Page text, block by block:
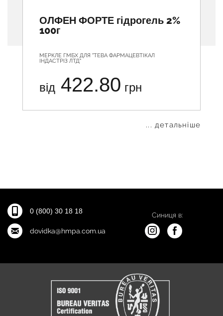
ОЛФЕН ФОРТЕ гідрогель 2%
100г
МЕРКЛЕ ГМБХ ДЛЯ "ТЕВА ФАРМАЦЕВТІКАЛ
ІНДАСТРІЗ ЛТД"
від 422.80 грн
... детальніше
0 (800) 30 18 18
dovidka@hmpa.com.ua
Синиця в: